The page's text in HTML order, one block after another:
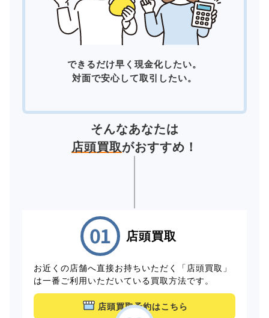
できるだけ早く現金化したい。
対面で安心して取引したい。
そんなあなたは
店頭買取がおすすめ！
店頭買取
お近くの店舗へ直接お持ちいただく「店頭買取」
は一番ご利用いただいている買取方法です。
店頭買取予約はこちら